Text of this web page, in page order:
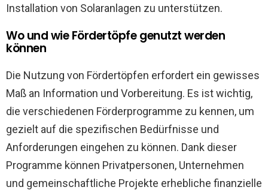
Installation von Solaranlagen zu unterstützen.
Wo und wie Fördertöpfe genutzt werden
können
Die Nutzung von Fördertöpfen erfordert ein gewisses
Maß an Information und Vorbereitung. Es ist wichtig,
die verschiedenen Förderprogramme zu kennen, um
gezielt auf die spezifischen Bedürfnisse und
Anforderungen eingehen zu können. Dank dieser
Programme können Privatpersonen, Unternehmen
und gemeinschaftliche Projekte erhebliche finanzielle